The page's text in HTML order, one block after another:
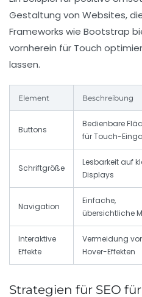
Gestaltung von Websites,
Frameworks wie Bootstrap
vornherein für Touch
lassen.
Element Beschreibung
Buttons
Bedienbare
für Touch-
Schriftgröße
Lesbarkeit auf
Displays
Navigation
Einfache,
übersichtliche
Interaktive
Effekte
Vermeidung
Hover-Effekten
Strategien für SEO